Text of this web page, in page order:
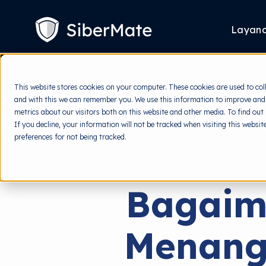
This website stores cookies on your computer. These cookies are used to
and with this we can remember you. We use this information to improve
metrics about our visitors both on this website and other media. To find
If you decline, your information will not be tracked when visiting this
preferences for not being tracked.
CONTENT